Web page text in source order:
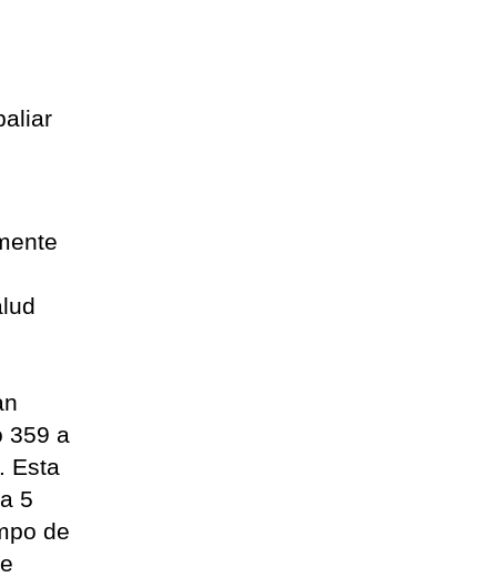
359 a
Esta
5
de